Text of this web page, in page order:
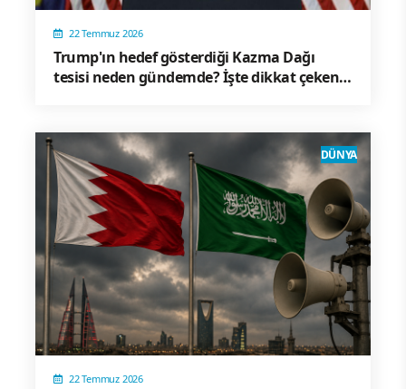
22 Temmuz 2026
Trump'ın hedef gösterdiği Kazma Dağı
tesisi neden gündemde? İşte dikkat çeken
22 Temmuz 2026
DÜNYA